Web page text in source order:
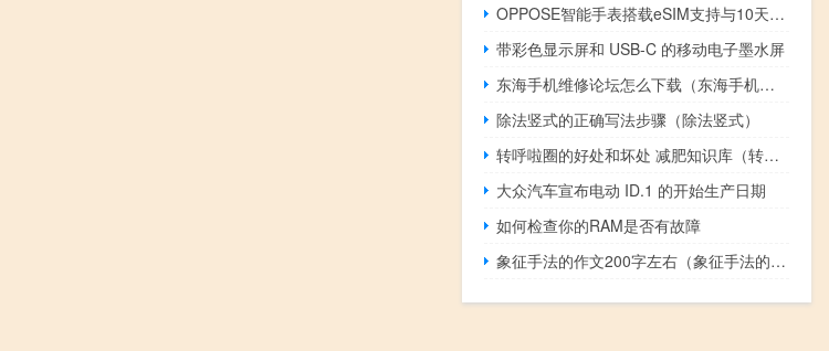
OPPOSE智能手表搭载eSIM支持与10天电池寿命推出
带彩色显示屏和 USB-C 的移动电子墨水屏
东海手机维修论坛怎么下载（东海手机论坛）
除法竖式的正确写法步骤（除法竖式）
转呼啦圈的好处和坏处 减肥知识库（转呼啦圈的好处）
大众汽车宣布电动 ID.1 的开始生产日期
如何检查你的RAM是否有故障
象征手法的作文200字左右（象征手法的作文200字）